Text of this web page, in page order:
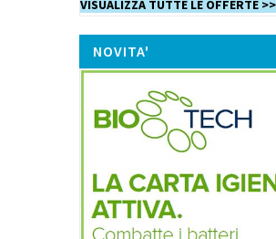
VISUALIZZA TUTTE LE OFFERTE >>
NOVITA'